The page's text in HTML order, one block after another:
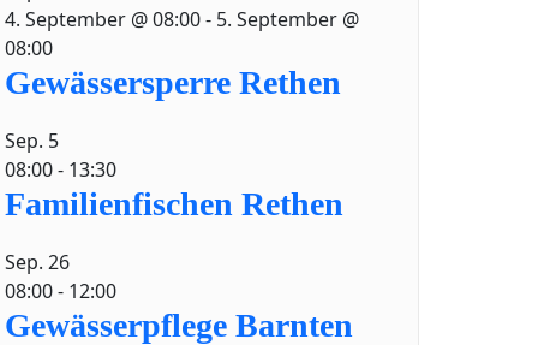
4. September @ 08:00- 5. September @
08:00
Gewässersperre Rethen
Sep. 5
08:00- 13:30
Familienfischen Rethen
Sep. 26
08:00- 12:00
Gewässerpflege Barnten